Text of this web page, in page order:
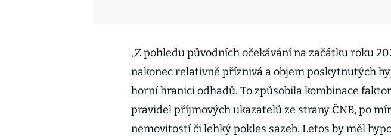
„Z pohledu původních očekávání na začátku roku
nakonec relativně příznivá a objem poskytnutých
horní hranici odhadů. To způsobila kombinace
pravidel příjmových ukazatelů ze strany ČNB, po
nemovitostí či lehký pokles sazeb. Letos by měl